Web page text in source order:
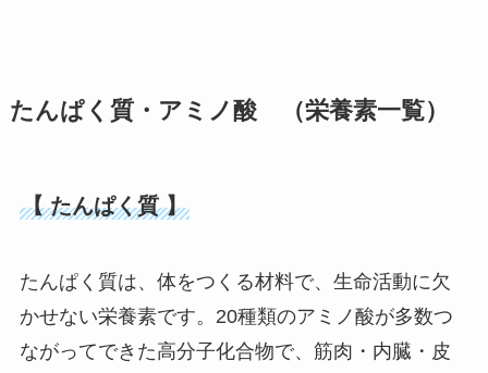
たんぱく質・アミノ酸 （栄養素一覧）
【 たんぱく質 】
たんぱく質は、体をつくる材料で、生命活動に欠
かせない栄養素です。20種類のアミノ酸が多数つ
ながってできた高分子化合物で、筋肉・内臓・皮